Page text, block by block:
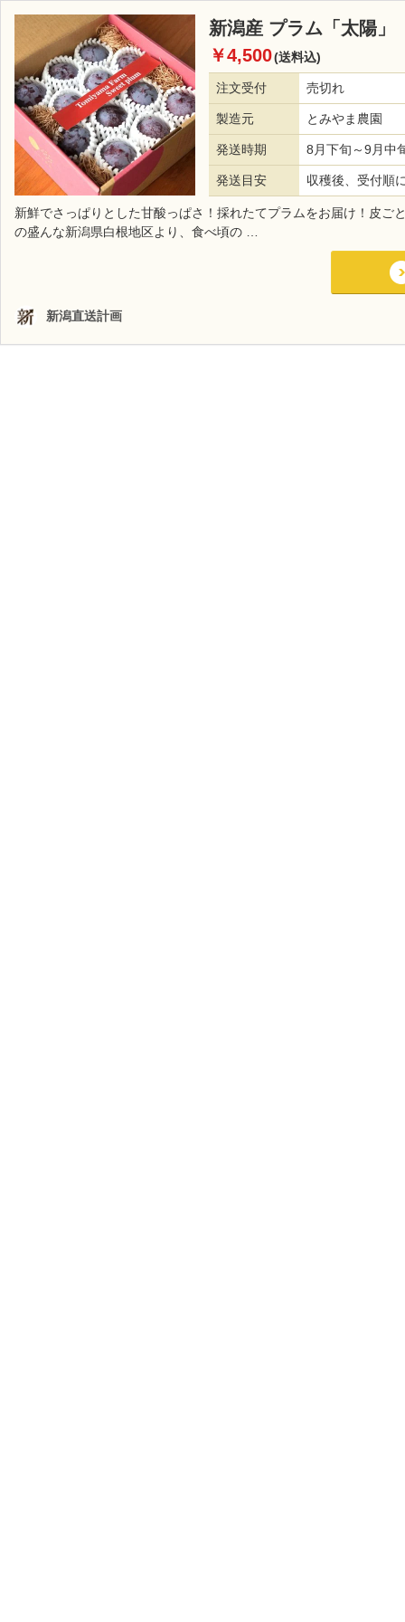
新潟産 プラム「太陽」
￥4,500(送料込)
注文受付 売切れ
製造元 とみやま農園
発送時期 8月下旬～9月中
発送目安 収穫後、受付順
新鮮でさっぱりとした甘酸っぱさ！採れたてプラムをお届け！皮
の盛んな新潟県白根地区より、食べ頃の …
新潟直送計画